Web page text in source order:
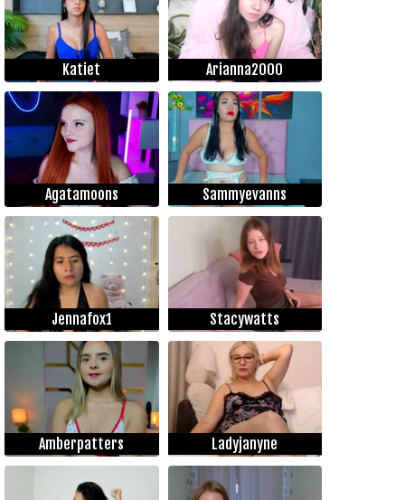
Katiet Arianna2000
Agatamoons Sammyevanns
Jennafox1 Stacywatts
Amberpatters Ladyjanyne